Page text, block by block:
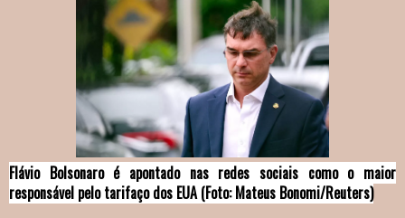
Flávio Bolsonaro é apontado nas redes sociais como o maior
responsável pelo tarifaço dos EUA (Foto: Mateus Bonomi/Reuters)